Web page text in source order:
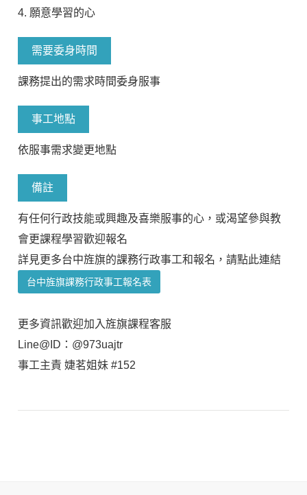
4. 願意學習的心
需要委身時間
課務提出的需求時間委身服事
事工地點
依服事需求變更地點
備註
有任何行政技能或興趣及喜樂服事的心，或渴望參與教
會更課程學習歡迎報名
詳見更多台中旌旗的課務行政事工和報名，請點此連結
台中旌旗課務行政事工報名表
更多資訊歡迎加入旌旗課程客服
Line@ID：@973uajtr
事工主責 婕茗姐妹 #152